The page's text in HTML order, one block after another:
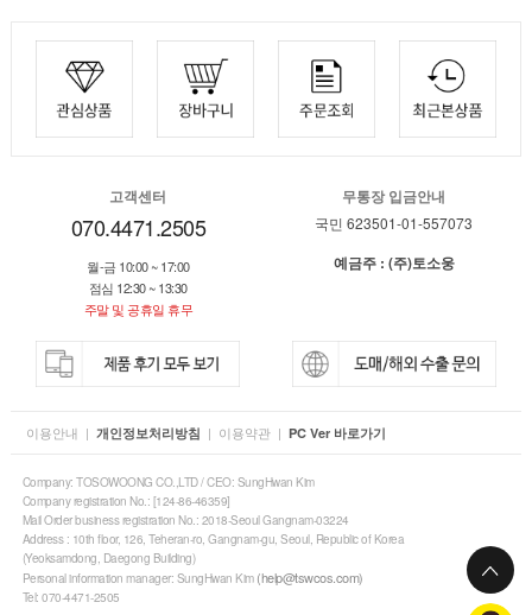
고객센터
070.4471.2505
월-금 10:00 ~ 17:00
점심 12:30 ~ 13:30
주말 및 공휴일 휴무
무통장 입금안내
국민 623501-01-557073
예금주 : (주)토소웅
이용안내 | 개인정보처리방침 | 이용약관 | PC Ver 바로가기
Company: TOSOWOONG CO.,LTD / CEO: SungHwan Kim
Company registration No.: [124-86-46359]
Mail Order business registration No.: 2018-Seoul Gangnam-03224
Address : 10th floor, 126, Teheran-ro, Gangnam-gu, Seoul, Republic of Korea
(Yeoksamdong, Daegong Building)
Personal information manager: SungHwan Kim (help@tswcos.com)
Tel: 070-4471-2505